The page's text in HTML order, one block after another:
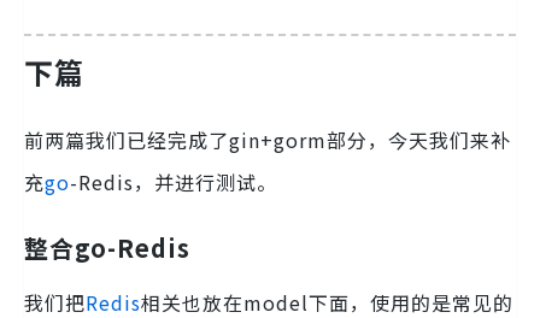
下篇
前两篇我们已经完成了gin+gorm部分，今天我们来补
充go-Redis，并进行测试。
整合go-Redis
我们把Redis相关也放在model下面，使用的是常见的